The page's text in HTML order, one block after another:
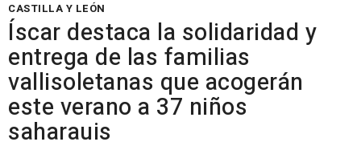
CASTILLA Y LEÓN
Íscar destaca la solidaridad y
entrega de las familias
vallisoletanas que acogerán
este verano a 37 niños
saharauis